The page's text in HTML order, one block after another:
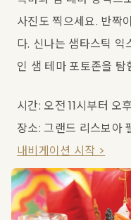
사진도 찍으세요. 반짝
다. 신나는 샘타스틱 익
인 샘 테마 포토존을 탐
시간: 오전 11시부터 오
장소: 그랜드 리스보아
내비게이션 시작 >